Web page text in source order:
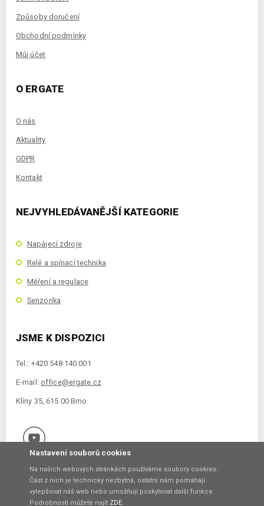
Způsoby doručení
Obchodní podmínky
Můj účet
O ERGATE
O nás
Aktuality
GDPR
Kontakt
NEJVYHLEDÁVANĚJŠÍ KATEGORIE
Napájecí zdroje
Relé a spínací technika
Měření a regulace
Senzorika
JSME K DISPOZICI
Tel.: +420 548 140 001
E-mail: office@ergate.cz
Klíny 35, 615 00 Brno
Copyright © 2021 ERGATE Automation s.r.o., Klíny 35, 61500 Brno
Nastavení souborů cookies
Na našich webových stránkách používáme soubory cookies.
Část z nich je technicky nezbytná, ostatní nám pomáhají
vylepšovat náš web nebo umožňují poskytovat další funkce.
Podrobnosti můžete najít ZDE.